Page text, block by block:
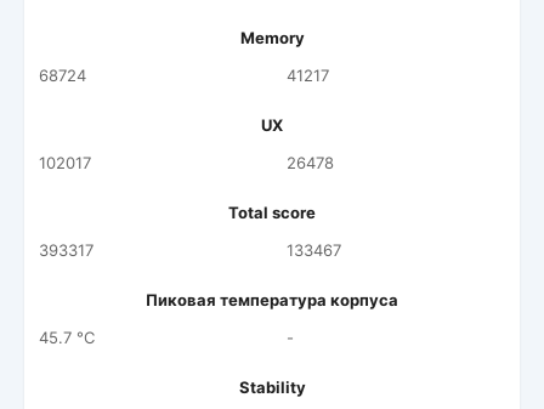
Memory
68724
41217
UX
102017
26478
Total score
393317
133467
Пиковая температура корпуса
45.7 °C
-
Stability